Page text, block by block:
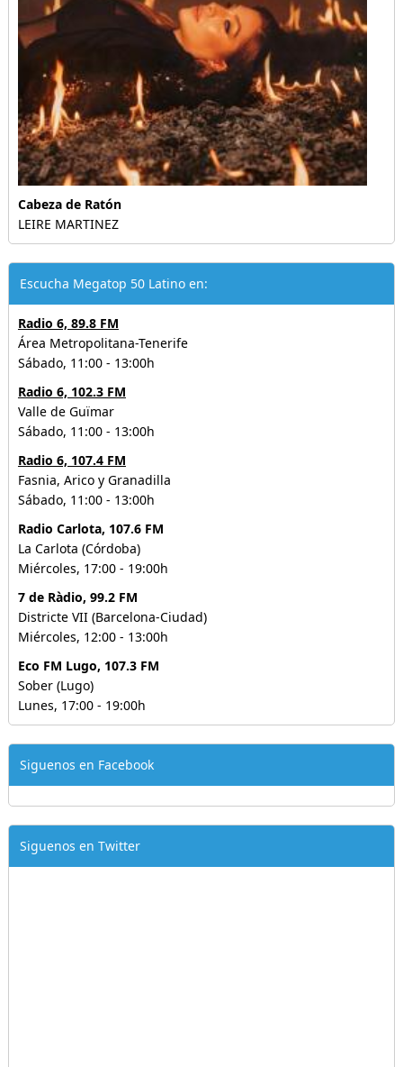
Cabeza de Ratón
LEIRE MARTINEZ
Escucha Megatop 50 Latino en:
Radio 6, 89.8 FM
Área Metropolitana-Tenerife
Sábado, 11:00 - 13:00h
Radio 6, 102.3 FM
Valle de Guïmar
Sábado, 11:00 - 13:00h
Radio 6, 107.4 FM
Fasnia, Arico y Granadilla
Sábado, 11:00 - 13:00h
Radio Carlota, 107.6 FM
La Carlota (Córdoba)
Miércoles, 17:00 - 19:00h
7 de Ràdio, 99.2 FM
Districte VII (Barcelona-Ciudad)
Miércoles, 12:00 - 13:00h
Eco FM Lugo, 107.3 FM
Sober (Lugo)
Lunes, 17:00 - 19:00h
Siguenos en Facebook
Siguenos en Twitter